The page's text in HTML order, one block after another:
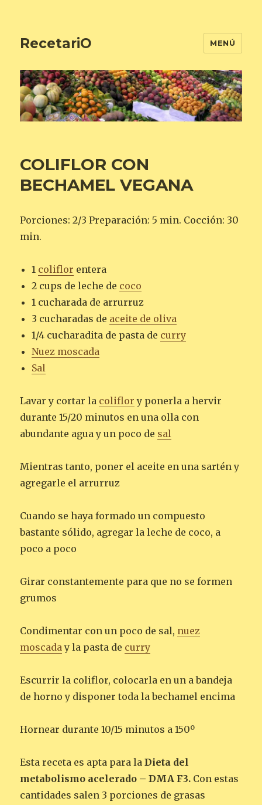
RecetariO MENÚ
COLIFLOR CON
BECHAMEL VEGANA
Porciones: 2/3 Preparación: 5 min. Cocción: 30
min.
1 coliflor entera
2 cups de leche de coco
1 cucharada de arrurruz
3 cucharadas de aceite de oliva
1/4 cucharadita de pasta de curry
Nuez moscada
Sal
Lavar y cortar la coliflor y ponerla a hervir
durante 15/20 minutos en una olla con
abundante agua y un poco de sal
Mientras tanto, poner el aceite en una sartén y
agregarle el arrurruz
Cuando se haya formado un compuesto
bastante sólido, agregar la leche de coco, a
poco a poco
Girar constantemente para que no se formen
grumos
Condimentar con un poco de sal, nuez
moscaday la pasta de curry
Escurrir la coliflor, colocarla en un a bandeja
de horno y disponer toda la bechamel encima
Hornear durante 10/15 minutos a 150º
Esta receta es apta para la Dieta del
metabolismo acelerado – DMA F3. Con estas
cantidades salen 3 porciones de grasas